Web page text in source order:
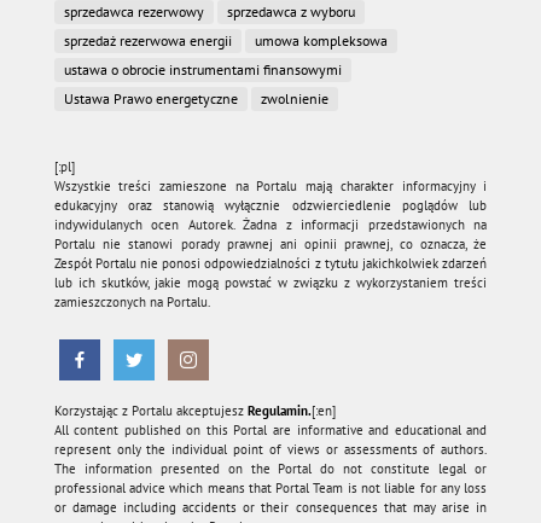
sprzedawca rezerwowy
sprzedawca z wyboru
sprzedaż rezerwowa energii
umowa kompleksowa
ustawa o obrocie instrumentami finansowymi
Ustawa Prawo energetyczne
zwolnienie
[:pl]
Wszystkie treści zamieszone na Portalu mają charakter informacyjny i
edukacyjny oraz stanowią wyłącznie odzwierciedlenie poglądów lub
indywidulanych ocen Autorek. Żadna z informacji przedstawionych na
Portalu nie stanowi porady prawnej ani opinii prawnej, co oznacza, że
Zespół Portalu nie ponosi odpowiedzialności z tytułu jakichkolwiek zdarzeń
lub ich skutków, jakie mogą powstać w związku z wykorzystaniem treści
zamieszczonych na Portalu.
Korzystając z Portalu akceptujesz Regulamin.[:en]
All content published on this Portal are informative and educational and
represent only the individual point of views or assessments of authors.
The information presented on the Portal do not constitute legal or
professional advice which means that Portal Team is not liable for any loss
or damage including accidents or their consequences that may arise in